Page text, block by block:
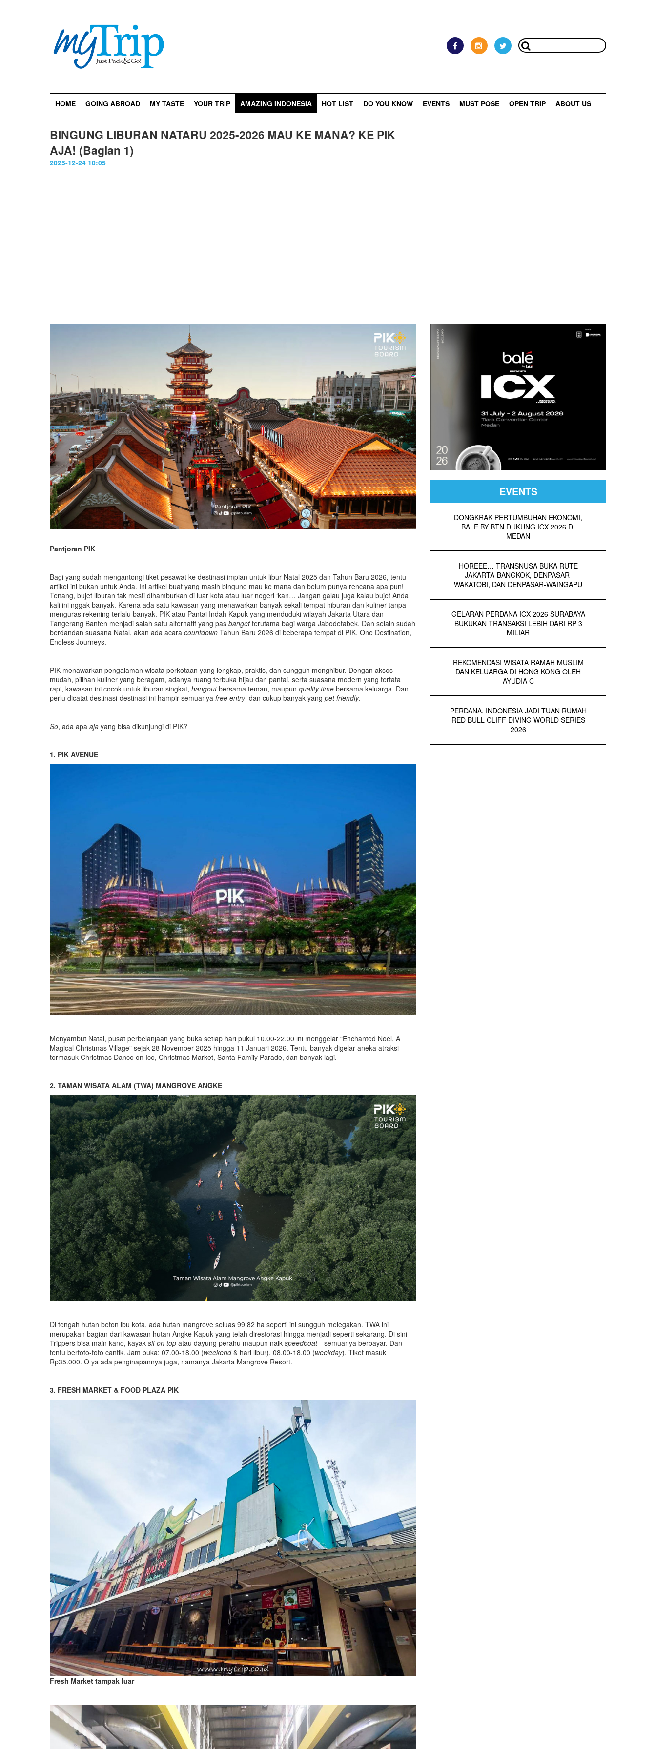
HOME GOING ABROAD MY TASTE YOUR TRIP AMAZING INDONESIA HOT LIST DO YOU KNOW EVENTS MUST POSE OPEN TRIP ABOUT US
BINGUNG LIBURAN NATARU 2025-2026 MAU KE MANA? KE PIK
AJA! (Bagian 1)
2025-12-24 10:05
Pantjoran PIK
Bagi yang sudah mengantongi tiket pesawat ke destinasi impian untuk libur Natal 2025 dan Tahun Baru 2026, tentu
artikel ini bukan untuk Anda. Ini artikel buat yang masih bingung mau ke mana dan belum punya rencana apa pun!
Tenang, bujet liburan tak mesti dihamburkan di luar kota atau luar negeri ‘kan… Jangan galau juga kalau bujet Anda
kali ini nggak banyak. Karena ada satu kawasan yang menawarkan banyak sekali tempat hiburan dan kuliner tanpa
menguras rekening terlalu banyak. PIK atau Pantai Indah Kapuk yang menduduki wilayah Jakarta Utara dan
Tangerang Banten menjadi salah satu alternatif yang pas bangetterutama bagi warga Jabodetabek. Dan selain sudah
berdandan suasana Natal, akan ada acara countdown Tahun Baru 2026 di beberapa tempat di PIK. One Destination,
Endless Journeys.
PIK menawarkan pengalaman wisata perkotaan yang lengkap, praktis, dan sungguh menghibur. Dengan akses
mudah, pilihan kuliner yang beragam, adanya ruang terbuka hijau dan pantai, serta suasana modern yang tertata
rapi, kawasan ini cocok untuk liburan singkat, hangoutbersama teman, maupun quality time bersama keluarga. Dan
perlu dicatat destinasi-destinasi ini hampir semuanya free entry, dan cukup banyak yang pet friendly.
So, ada apa aja yang bisa dikunjungi di PIK?
1. PIK AVENUE
Menyambut Natal, pusat perbelanjaan yang buka setiap hari pukul 10.00-22.00 ini menggelar “Enchanted Noel, A
Magical Christmas Village” sejak 28 November 2025 hingga 11 Januari 2026. Tentu banyak digelar aneka atraksi
termasuk Christmas Dance on Ice, Christmas Market, Santa Family Parade, dan banyak lagi.
2. TAMAN WISATA ALAM (TWA) MANGROVE ANGKE
Di tengah hutan beton ibu kota, ada hutan mangrove seluas 99,82 ha seperti ini sungguh melegakan. TWA ini
merupakan bagian dari kawasan hutan Angke Kapuk yang telah direstorasi hingga menjadi seperti sekarang. Di sini
Trippers bisa main kano, kayak sit on top atau dayung perahu maupun naik speedboat--semuanya berbayar. Dan
tentu berfoto-foto cantik. Jam buka: 07.00-18.00 (weekend& hari libur), 08.00-18.00 (weekday). Tiket masuk
Rp35.000. O ya ada penginapannya juga, namanya Jakarta Mangrove Resort.
3. FRESH MARKET & FOOD PLAZA PIK
Fresh Market tampak luar
EVENTS
DONGKRAK PERTUMBUHAN EKONOMI,
BALE BY BTN DUKUNG ICX 2026 DI
MEDAN
HOREEE… TRANSNUSA BUKA RUTE
JAKARTA-BANGKOK, DENPASAR-
WAKATOBI, DAN DENPASAR-WAINGAPU
GELARAN PERDANA ICX 2026 SURABAYA
BUKUKAN TRANSAKSI LEBIH DARI RP 3
MILIAR
REKOMENDASI WISATA RAMAH MUSLIM
DAN KELUARGA DI HONG KONG OLEH
AYUDIA C
PERDANA, INDONESIA JADI TUAN RUMAH
RED BULL CLIFF DIVING WORLD SERIES
2026